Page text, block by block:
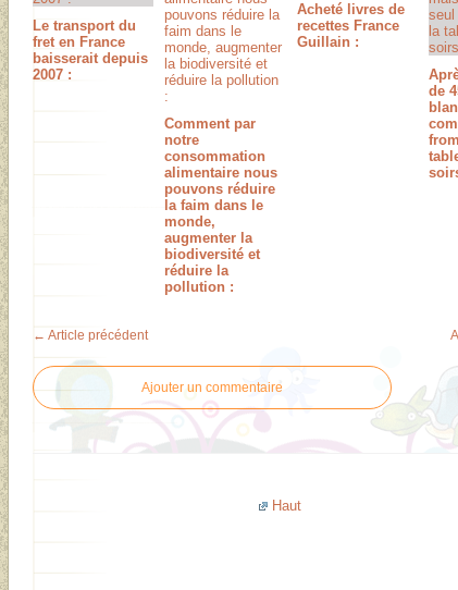
Le transport du
fret en France
baisserait depuis
2007 :
Comment par
notre
consommation
alimentaire nous
pouvons réduire
la faim dans le
monde,
augmenter la
biodiversité et
réduire la
pollution :
Acheté livres de
recettes France
Guillain :
de
← Article précédent
Ajouter un commentaire
Haut